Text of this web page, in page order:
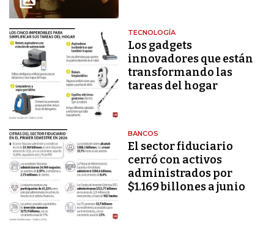
TECNOLOGÍA
Los gadgets
innovadores que están
transformando las
tareas del hogar
BANCOS
El sector fiduciario
cerró con activos
administrados por
$1.169 billones a junio